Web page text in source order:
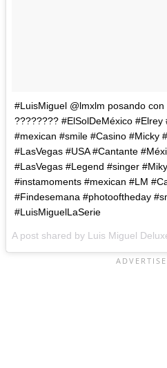
#LuisMiguel @lmxlm posando
???????? #ElSolDeMéxico #Elrey
#mexican #smile #Casino #Micky
#LasVegas #USA #Cantante
#LasVegas #Legend #singer
#instamoments #mexican #LM
#Findesemana #photooftheday
#LuisMiguelLaSerie
A post shared by Luis Miguel